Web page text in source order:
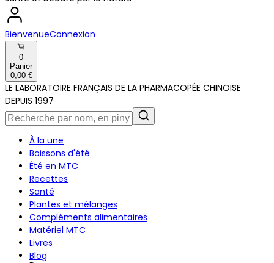
BienvenueConnexion
0
Panier
0,00 €
LE LABORATOIRE FRANÇAIS DE LA PHARMACOPÉE CHINOISE
DEPUIS 1997
À la une
Boissons d'été
Été en MTC
Recettes
Santé
Plantes et mélanges
Compléments alimentaires
Matériel MTC
Livres
Blog